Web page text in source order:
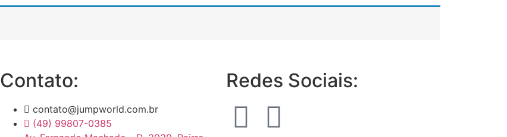
Contato:
contato@jumpworld.com.br
(49) 99807-0385
Redes Sociais: